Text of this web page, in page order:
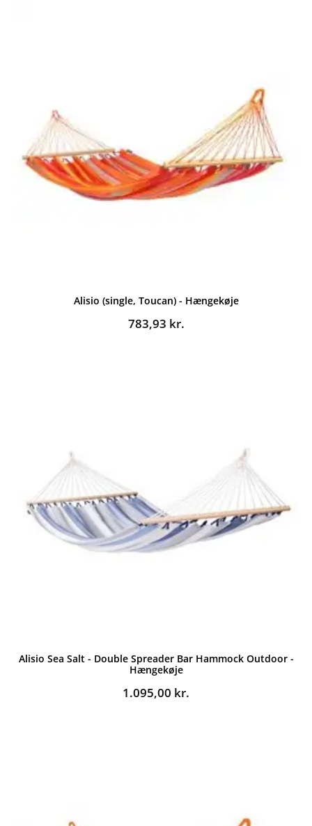
Alisio (single, Toucan) - Hængekøje
783,93 kr.
Alisio Sea Salt - Double Spreader Bar Hammock Outdoor -
Hængekøje
1.095,00 kr.